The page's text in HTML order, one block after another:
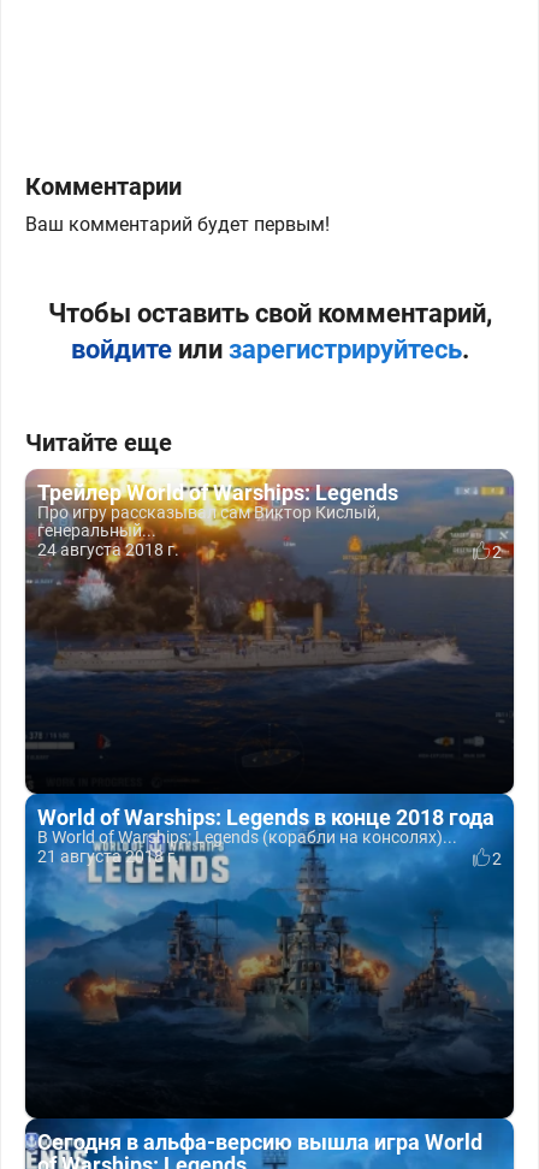
Комментарии
Ваш комментарий будет первым!
Чтобы оставить свой комментарий,
войдитеили зарегистрируйтесь.
Читайте еще
Трейлер World of Warships: Legends
Про игру рассказывал сам Виктор Кислый,
генеральный...
24 августа 2018 г.
2
World of Warships: Legends в конце 2018 года
В World of Warships: Legends (корабли на консолях)...
21 августа 2018 г.
2
Сегодня в альфа-версию вышла игра World